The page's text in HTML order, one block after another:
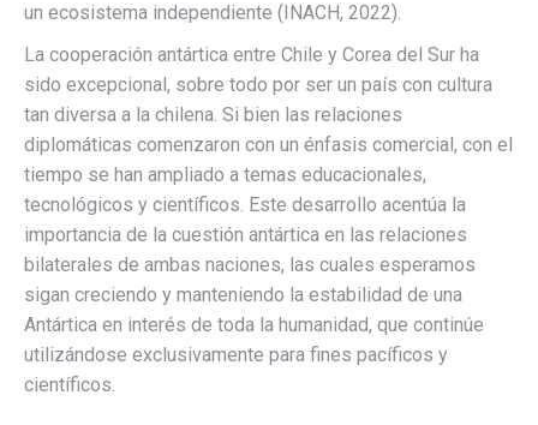
un ecosistema independiente (INACH, 2022).
La cooperación antártica entre Chile y Corea del Sur ha
sido excepcional, sobre todo por ser un país con cultura
tan diversa a la chilena. Si bien las relaciones
diplomáticas comenzaron con un énfasis comercial, con el
tiempo se han ampliado a temas educacionales,
tecnológicos y científicos. Este desarrollo acentúa la
importancia de la cuestión antártica en las relaciones
bilaterales de ambas naciones, las cuales esperamos
sigan creciendo y manteniendo la estabilidad de una
Antártica en interés de toda la humanidad, que continúe
utilizándose exclusivamente para fines pacíficos y
científicos.